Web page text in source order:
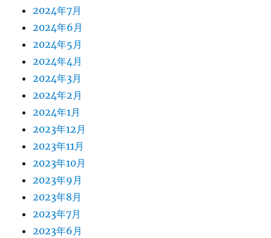
2024年7月
2024年6月
2024年5月
2024年4月
2024年3月
2024年2月
2024年1月
2023年12月
2023年11月
2023年10月
2023年9月
2023年8月
2023年7月
2023年6月